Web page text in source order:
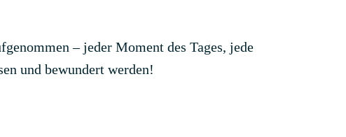
– jeder Moment des Tages, jede
und bewundert werden!